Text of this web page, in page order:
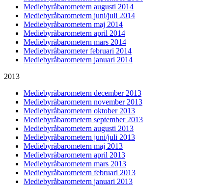
Mediebyråbarometern augusti 2014
Mediebyråbarometern juni/juli 2014
Mediebyråbarometern maj 2014
Mediebyråbarometern april 2014
Mediebyråbarometern mars 2014
Mediebyråbarometer februari 2014
Mediebyråbarometern januari 2014
2013
Mediebyråbarometern december 2013
Mediebyråbarometern november 2013
Mediebyråbarometern oktober 2013
Mediebyråbarometern september 2013
Mediebyråbarometern augusti 2013
Mediebyråbarometern juni/juli 2013
Mediebyråbarometern maj 2013
Mediebyråbarometern april 2013
Mediebyråbarometern mars 2013
Mediebyråbarometern februari 2013
Mediebyråbarometern januari 2013